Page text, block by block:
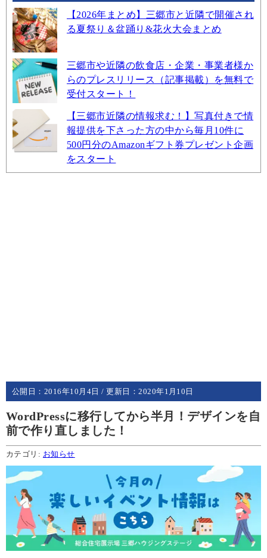
【2026年まとめ】三郷市と近隣で開催され
る夏祭り＆盆踊り&花火大会まとめ
三郷市や近隣の飲食店・企業・事業者様か
らのプレスリリース（記事掲載）を無料で
受付スタート！
【三郷市近隣の情報求む！】写真付きで情
報提供を下さった方の中から毎月10件に
500円分のAmazonギフト券プレゼント企画
をスタート
公開日： 2016年10月4日 / 更新日：2020年1月10日
WordPressに移行してから半月！デザインを自
前で作り直しました！
カテゴリ: お知らせ